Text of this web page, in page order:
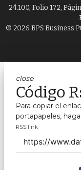
24.100, Folio 172,
© 2026 BPS Business
close
Código
Para copiar el
portapapeles,
RSS link